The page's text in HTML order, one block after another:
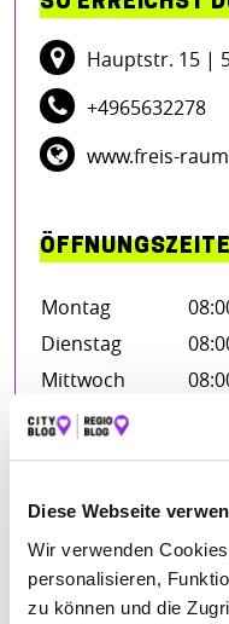
Diese Webseite
Wir verwenden
personalisieren,
zu können und die
Hauptstr. 15 |
+4965632278
www.freis-
Montag
Dienstag
Mittwoch
Donnerstag
BEWERTUNGEN